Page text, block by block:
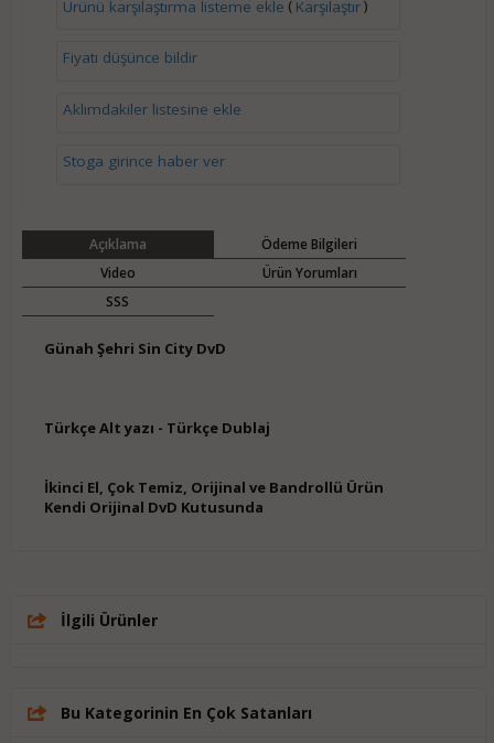
Ürünü karşılaştırma listeme ekle ( Karşılaştır)
Fiyatı düşünce bildir
Aklımdakiler listesine ekle
Stoga girince haber ver
Açıklama
Ödeme Bilgileri
Video
Ürün Yorumları
SSS
Günah Şehri Sin City DvD
Türkçe Alt yazı - Türkçe Dublaj
İkinci El, Çok Temiz, Orijinal ve Bandrollü Ürün
Kendi Orijinal DvD Kutusunda
İlgili Ürünler
Bu Kategorinin En Çok Satanları